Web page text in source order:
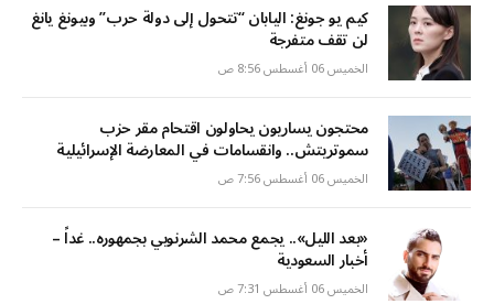
كيم يو جونغ: اليابان “تتحول إلى دولة حرب” وبيونغ يانغ
لن تقف متفرجة
الخميس 06 أغسطس 8:56 ص
محتجون يساريون يحاولون اقتحام مقر حزب
سموتريتش.. وانقسامات في المعارضة الإسرائيلية
الخميس 06 أغسطس 7:56 ص
«بعد الليل».. يجمع محمد الشرنوبي بجمهوره.. غداً –
أخبار السعودية
الخميس 06 أغسطس 7:31 ص